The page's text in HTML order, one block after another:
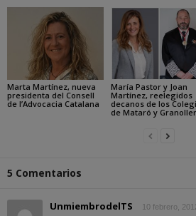
Marta Martínez, nueva
presidenta del Consell
de l’Advocacia Catalana
María Pastor y Joan
Martínez, reelegidos
decanos de los
de Mataró y
5 Comentarios
UnmiembrodelTS 10 febrero,